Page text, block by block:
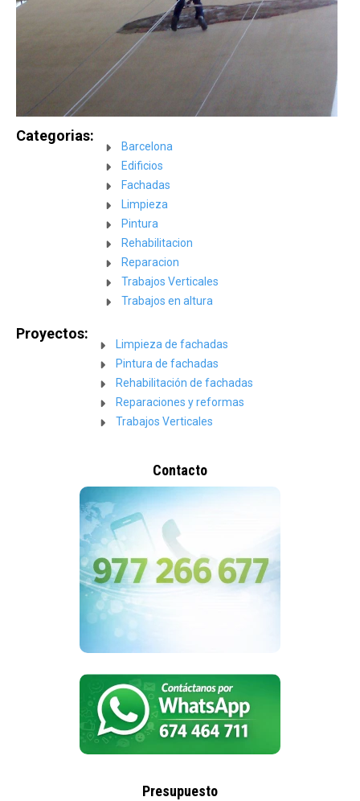
Categorias:
Barcelona
Edificios
Fachadas
Limpieza
Pintura
Rehabilitacion
Reparacion
Trabajos Verticales
Trabajos en altura
Proyectos:
Limpieza de fachadas
Pintura de fachadas
Rehabilitación de fachadas
Reparaciones y reformas
Trabajos Verticales
Contacto
Presupuesto